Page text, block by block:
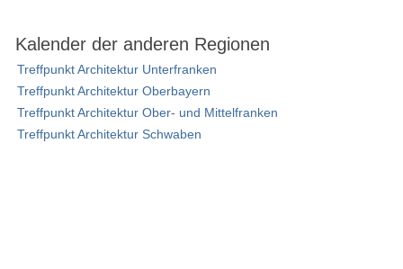
Kalender der anderen Regionen
Treffpunkt Architektur Unterfranken
Treffpunkt Architektur Oberbayern
Treffpunkt Architektur Ober- und Mittelfranken
Treffpunkt Architektur Schwaben